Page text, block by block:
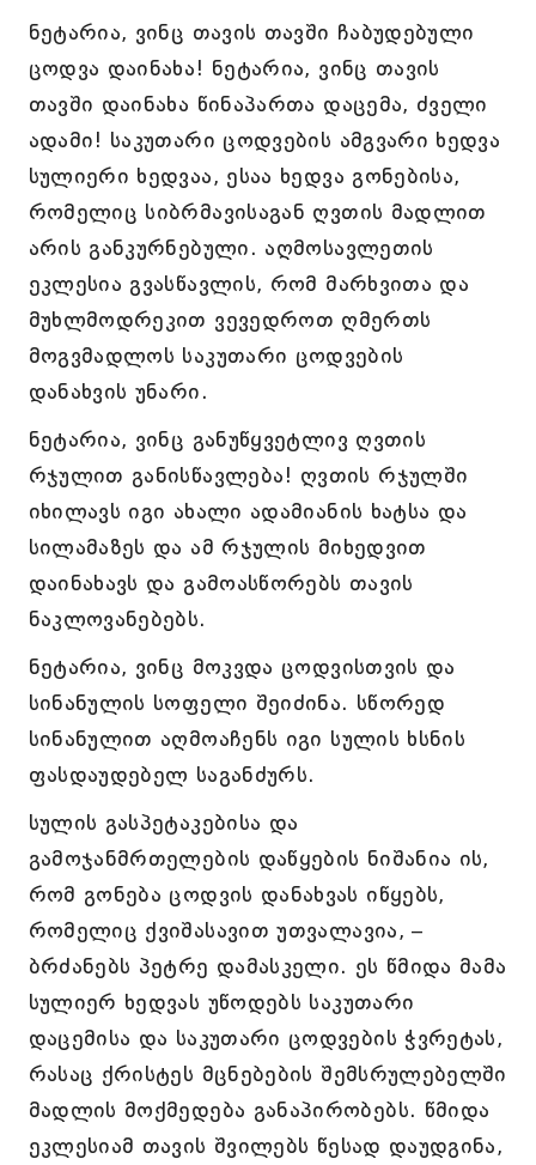
ნეტარია, ვინც თავის თავში ჩაბუდებული
ცოდვა დაინახა! ნეტარია, ვინც თავის
თავში დაინახა წინაპართა დაცემა, ძველი
ადამი! საკუთარი ცოდვების ამგვარი ხედვა
სულიერი ხედვაა, ესაა ხედვა გონებისა,
რომელიც სიბრმავისაგან ღვთის მადლით
არის განკურნებული. აღმოსავლეთის
ეკლესია გვასწავლის, რომ მარხვითა და
მუხლმოდრეკით ვევედროთ ღმერთს
მოგვმადლოს საკუთარი ცოდვების
დანახვის უნარი.
ნეტარია, ვინც განუწყვეტლივ ღვთის
რჯულით განისწავლება! ღვთის რჯულში
იხილავს იგი ახალი ადამიანის ხატსა და
სილამაზეს და ამ რჯულის მიხედვით
დაინახავს და გამოასწორებს თავის
ნაკლოვანებებს.
ნეტარია, ვინც მოკვდა ცოდვისთვის და
სინანულის სოფელი შეიძინა. სწორედ
სინანულით აღმოაჩენს იგი სულის ხსნის
ფასდაუდებელ საგანძურს.
სულის გასპეტაკებისა და
გამოჯანმრთელების დაწყების ნიშანია ის,
რომ გონება ცოდვის დანახვას იწყებს,
რომელიც ქვიშასავით უთვალავია, –
ბრძანებს პეტრე დამასკელი. ეს წმიდა მამა
სულიერ ხედვას უწოდებს საკუთარი
დაცემისა და საკუთარი ცოდვების ჭვრეტას,
რასაც ქრისტეს მცნებების შემსრულებელში
მადლის მოქმედება განაპირობებს. წმიდა
ეკლესიამ თავის შვილებს წესად დაუდგინა,